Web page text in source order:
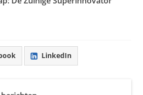
LinkedIn